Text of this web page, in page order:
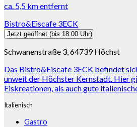
ca. 5,5 kmentfernt
Bistro&Eiscafe 3ECK
Jetzt geöffnet (bis 18:00 Uhr)
Schwanenstraße 3, 64739 Höchst
Das Bistro&Eiscafe 3ECK befindet
unweit der Höchster Kernstadt. Hier
Eiskreationen, als auch gute
Italienisch
Gastro